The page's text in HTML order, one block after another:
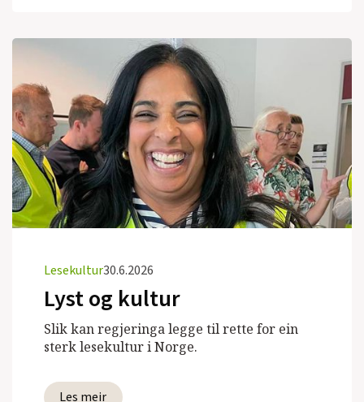
Lesekultur30.6.2026
Lyst og kultur
Slik kan regjeringa legge til rette for ein
sterk lesekultur i Norge.
Les meir